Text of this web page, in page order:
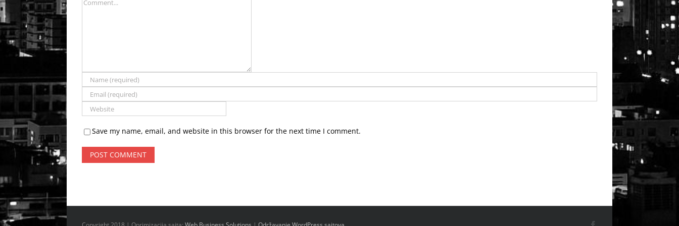
Save my name, email, and website in this browser for the next time I comment.